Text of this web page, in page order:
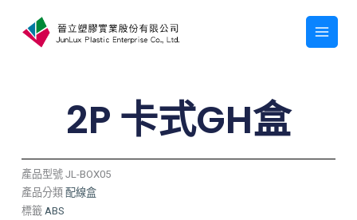
2P 卡式GH盒
產品型號 JL-BOX05
產品分類 配線盒
標籤 ABS